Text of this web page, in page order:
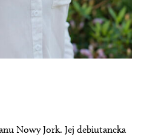
Nowy Jork. Jej debiutancka